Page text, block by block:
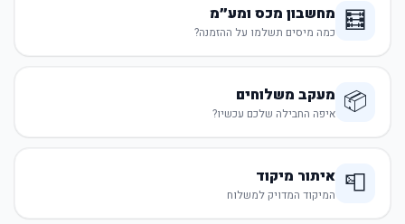
🧮 מחשבון מכס ומע״מ
כמה מיסים תשלמו על ההזמנה?
📦 מעקב משלוחים
איפה החבילה שלכם עכשיו?
📮 איתור מיקוד
המיקוד המדויק למשלוח